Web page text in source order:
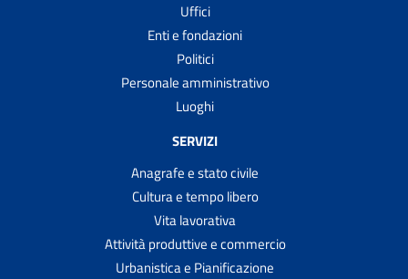
Uffici
Enti e fondazioni
Politici
Personale amministrativo
Luoghi
SERVIZI
Anagrafe e stato civile
Cultura e tempo libero
Vita lavorativa
Attività produttive e commercio
Urbanistica e Pianificazione